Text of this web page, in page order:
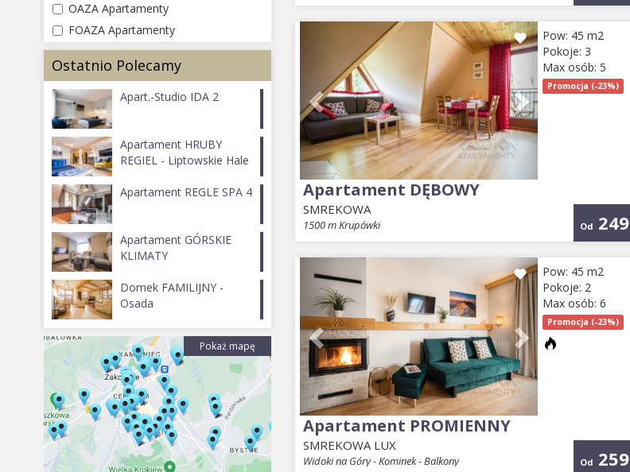
OAZA Apartamenty
FOAZA Apartamenty
Ostatnio Polecamy
Apart.-Studio IDA 2
Apartament HRUBY
REGIEL - Liptowskie Hale
Apartament REGLE SPA 4
Apartament GÓRSKIE
KLIMATY
Domek FAMILIJNY -
Osada
Pokaż mapę
Od 249
Previous NextPow: 45 m2
Pokoje: 3
Max osób: 5
Promocja (-23%)
Apartament DĘBOWY
SMREKOWA
1500 m Krupówki
Od 259
NextPow: 45 m2
Pokoje: 2
Max osób: 6
Promocja (-23%)
Apartament PROMIENNY
SMREKOWA LUX
Widoki na Góry - Kominek - Balkony